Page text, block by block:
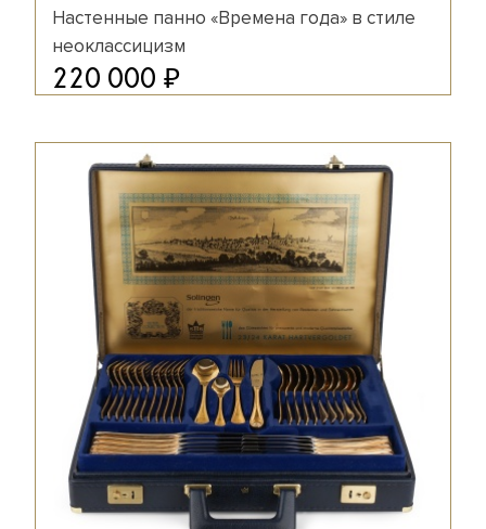
Настенные панно «Времена года» в стиле
неоклассицизм
220 000 ₽